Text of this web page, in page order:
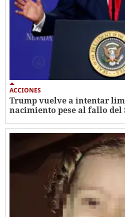
ACCIONES
Trump vuelve a intentar
nacimiento pese al fallo del